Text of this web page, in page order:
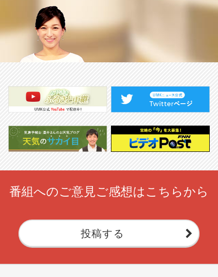
番組へのご意見ご感想はこちらから
投稿する